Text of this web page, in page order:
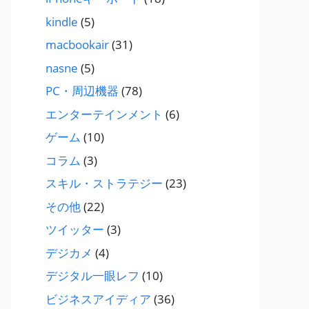
kindle (5)
macbookair(31)
nasne (5)
PC・周辺機器 (78)
エンターテインメント (6)
ゲーム (10)
コラム (3)
スキル・ストラテジー (23)
その他(22)
ツイッター (3)
デジカメ (4)
デジタル一眼レフ (10)
ビジネスアイディア (36)